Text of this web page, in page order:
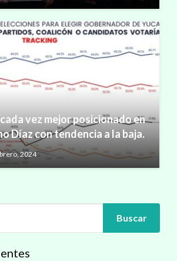
vez mejor posicionado en
Díaz con tendencia a la baja.
2024
Buscar